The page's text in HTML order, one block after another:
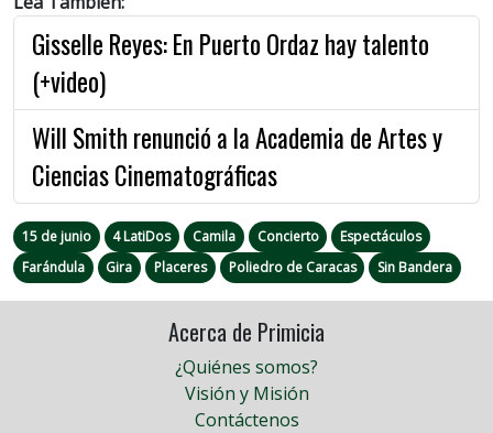
Gisselle Reyes: En Puerto Ordaz hay talento
(+video)
Will Smith renunció a la Academia de Artes y
Ciencias Cinematográficas
15 de junio 4 LatiDos Camila Concierto
Espectáculos
Farándula
Gira Placeres Poliedro de Caracas Sin Bandera
Acerca de Primicia
¿Quiénes somos?
Visión y Misión
Contáctenos